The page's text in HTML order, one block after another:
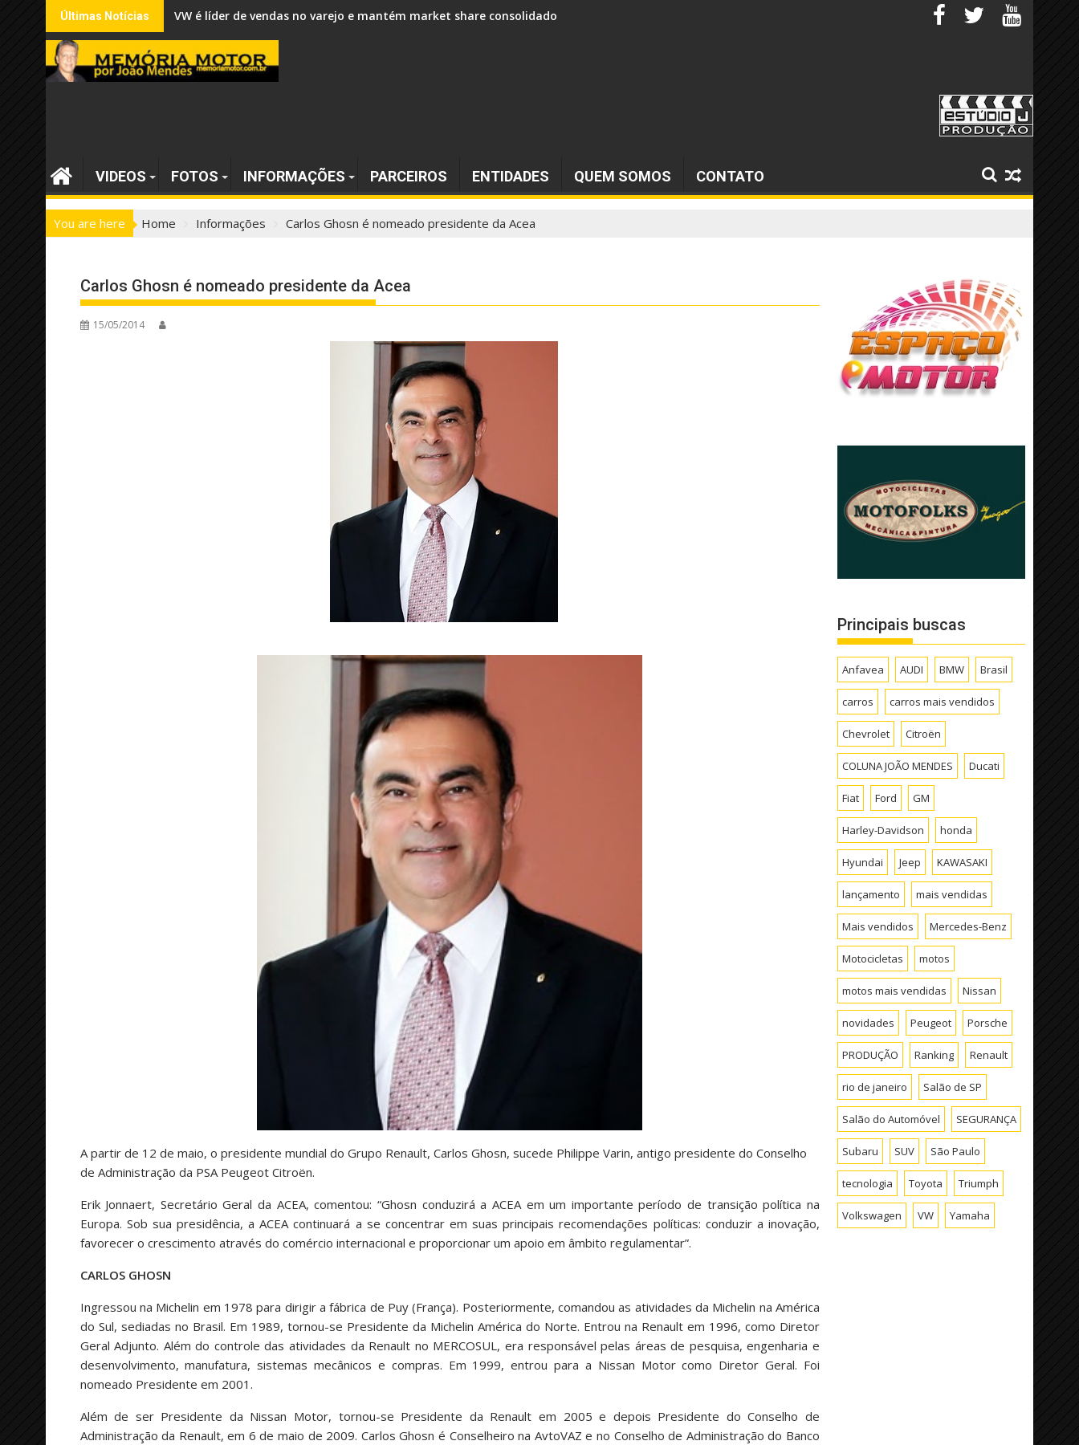
Skip
to
content
Últimas Notícias VW é líder de vendas no varejo e mantém market share consolidado
VIDEOS FOTOS INFORMAÇÕES PARCEIROS ENTIDADES QUEM SOMOS CONTATO
You are here Home Informações Carlos Ghosn é nomeado presidente da Acea
Carlos Ghosn é nomeado presidente da Acea
15/05/2014
A partir de 12 de maio, o presidente mundial do Grupo Renault, Carlos Ghosn, sucede Philippe Varin, antigo presidente do Conselho
de Administração da PSA Peugeot Citroën.
Erik Jonnaert, Secretário Geral da ACEA, comentou: “Ghosn conduzirá a ACEA em um importante período de transição política na
Europa. Sob sua presidência, a ACEA continuará a se concentrar em suas principais recomendações políticas: conduzir a inovação,
favorecer o crescimento através do comércio internacional e proporcionar um apoio em âmbito regulamentar”.
CARLOS GHOSN
Ingressou na Michelin em 1978 para dirigir a fábrica de Puy (França). Posteriormente, comandou as atividades da Michelin na América
do Sul, sediadas no Brasil. Em 1989, tornou-se Presidente da Michelin América do Norte. Entrou na Renault em 1996, como Diretor
Geral Adjunto. Além do controle das atividades da Renault no MERCOSUL, era responsável pelas áreas de pesquisa, engenharia e
desenvolvimento, manufatura, sistemas mecânicos e compras. Em 1999, entrou para a Nissan Motor como Diretor Geral. Foi
nomeado Presidente em 2001.
Além de ser Presidente da Nissan Motor, tornou-se Presidente da Renault em 2005 e depois Presidente do Conselho de
Administração da Renault, em 6 de maio de 2009. Carlos Ghosn é Conselheiro na AvtoVAZ e no Conselho de Administração do Banco
Principais buscas
Anfavea AUDI BMW Brasil
carros carros mais vendidos
Chevrolet Citroën
COLUNA JOÃO MENDES Ducati
Fiat Ford GM
Harley-Davidson honda
Hyundai Jeep KAWASAKI
lançamento mais vendidas
Mais vendidos Mercedes-Benz
Motocicletas motos
motos mais vendidas Nissan
novidades Peugeot Porsche
PRODUÇÃO Ranking Renault
rio de janeiro Salão de SP
Salão do Automóvel SEGURANÇA
Subaru SUV São Paulo
tecnologia Toyota Triumph
Volkswagen VW Yamaha